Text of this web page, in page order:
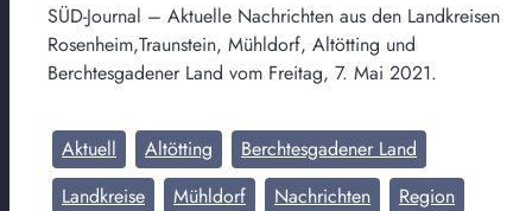
SÜD-Journal – Aktuelle Nachrichten aus den Landkreisen
Rosenheim,Traunstein, Mühldorf, Altötting und
Berchtesgadener Land vom Freitag, 7. Mai 2021.
Aktuell Altötting
Berchtesgadener Land
Landkreise
Mühldorf Nachrichten
Region